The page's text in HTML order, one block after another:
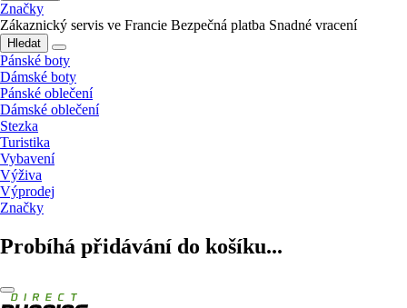
Značky
Zákaznický servis ve Francie Bezpečná platba Snadné vracení
Hledat
Pánské boty
Dámské boty
Pánské oblečení
Dámské oblečení
Stezka
Turistika
Vybavení
Výživa
Výprodej
Značky
Probíhá přidávání do košíku...